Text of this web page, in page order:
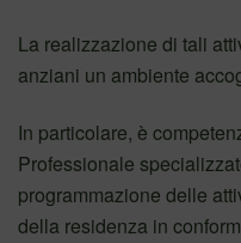
La realizzazione di tali
anziani un ambiente
In particolare, è
Professionale
programmazione delle
della residenza in